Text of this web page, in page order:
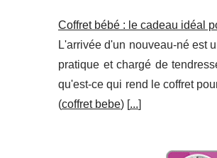
Coffret bébé : le cadeau idéal
L'arrivée d'un nouveau-né est
pratique et chargé de
qu'est-ce qui rend le coffret
(coffret bebe) [...]